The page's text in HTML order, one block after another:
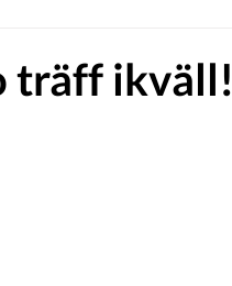
träff ikväll!